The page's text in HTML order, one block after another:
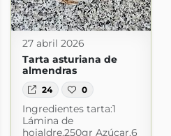
27 abril 2026
Tarta asturiana de
almendras
24 0
Ingredientes tarta:1
Lámina de
hojaldre.250gr Azúcar.6